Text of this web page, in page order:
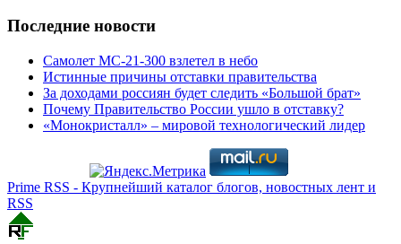
Последние новости
Самолет МС-21-300 взлетел в небо
Истинные причины отставки правительства
За доходами россиян будет следить «Большой брат»
Почему Правительство России ушло в отставку?
«Монокристалл» – мировой технологический лидер
Prime RSS - Крупнейший каталог блогов, новостных лент и
RSS